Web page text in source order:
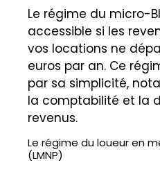
Le régime du micro-
accessible si les
vos locations ne
euros par an. Ce
par sa simplicité,
la comptabilité et la
revenus.
Le régime du loueur en
(LMNP)